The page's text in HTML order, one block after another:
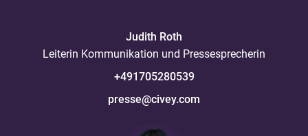
Judith Roth
Leiterin Kommunikation und Pressesprecherin
+491705280539
presse@civey.com